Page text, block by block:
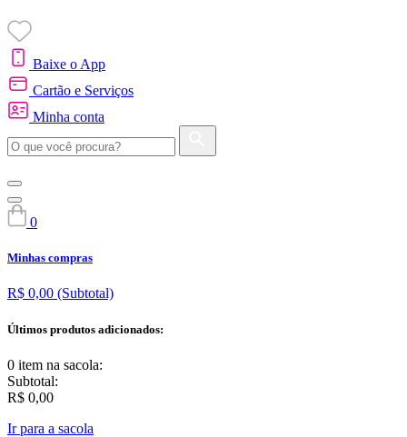
Baixe o App
Cartão e Serviços
Minha conta
0
Minhas compras
R$ 0,00 (Subtotal)
Últimos produtos adicionados:
0 item na sacola:
Subtotal:
R$ 0,00
Ir para a sacola